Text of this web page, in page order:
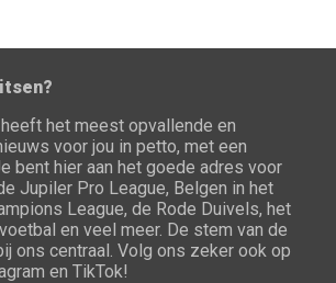
het meest opvallende en
voor jou in petto, met een
bent hier aan het goede adres voor
Jupiler Pro League, Belgen in het
League, de Rode Duivels, het
en veel meer. De stem van de
ons centraal. Volg ons zeker ook op
en TikTok!